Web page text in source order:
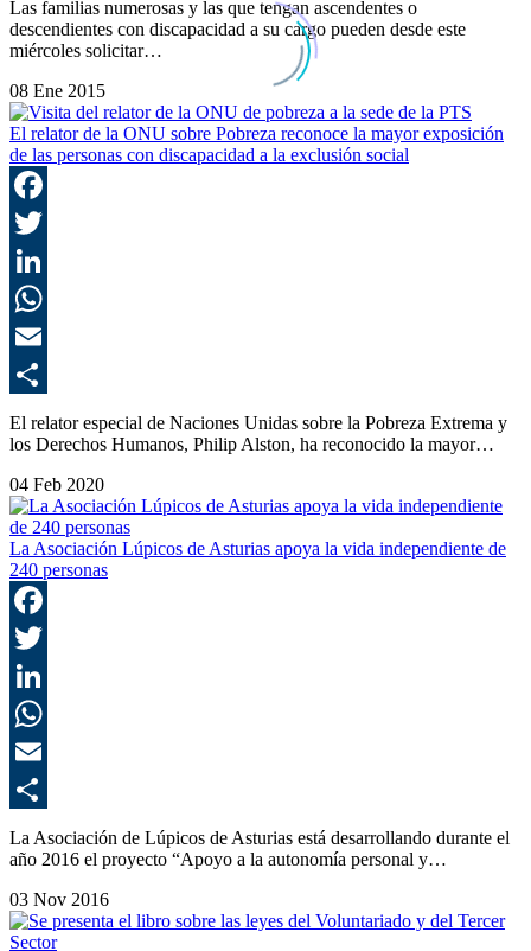
Las familias numerosas y las que tengan ascendentes o
descendientes con discapacidad a su cargo pueden desde este
miércoles solicitar…
08 Ene 2015
El relator de la ONU sobre Pobreza reconoce la mayor exposición
de las personas con discapacidad a la exclusión social
El relator especial de Naciones Unidas sobre la Pobreza Extrema y
los Derechos Humanos, Philip Alston, ha reconocido la mayor…
04 Feb 2020
La Asociación Lúpicos de Asturias apoya la vida independiente de
240 personas
La Asociación de Lúpicos de Asturias está desarrollando durante el
año 2016 el proyecto “Apoyo a la autonomía personal y…
03 Nov 2016